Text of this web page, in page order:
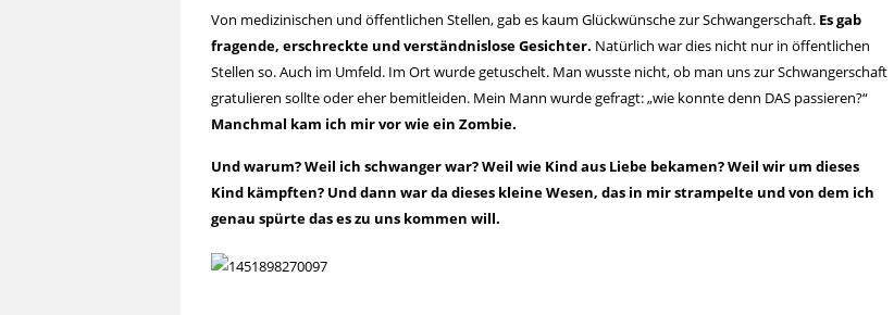
Von medizinischen und öffentlichen Stellen, gab es kaum Glückwünsche zur Schwangerschaft. Es gab
fragende, erschreckte und verständnislose Gesichter. Natürlich war dies nicht nur in öffentlichen
Stellen so. Auch im Umfeld. Im Ort wurde getuschelt. Man wusste nicht, ob man uns zur Schwangerschaft
gratulieren sollte oder eher bemitleiden. Mein Mann wurde gefragt: „wie konnte denn DAS passieren?“
Manchmal kam ich mir vor wie ein Zombie.
Und warum? Weil ich schwanger war? Weil wie Kind aus Liebe bekamen? Weil wir um dieses
Kind kämpften? Und dann war da dieses kleine Wesen, das in mir strampelte und von dem ich
genau spürte das es zu uns kommen will.